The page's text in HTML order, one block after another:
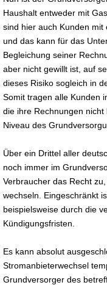
Haushalt entweder mit
sind hier auch Kunden
und das kann für das
Begleichung seiner
aber nicht gewillt ist, auf
dieses Risiko sogleich in
Somit tragen alle Kunden
die ihre Rechnungen
Niveau des
Über ein Drittel aller
noch immer im
Verbraucher das Recht
wechseln. Eingeschränkt
beispielsweise durch die
Kündigungsfristen.
Es kann absolut
Stromanbieterwechsel
Grundversorger des